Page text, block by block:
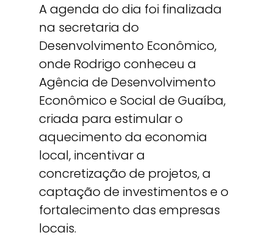
A agenda do dia foi finalizada
na secretaria do
Desenvolvimento Econômico,
onde Rodrigo conheceu a
Agência de Desenvolvimento
Econômico e Social de Guaíba,
criada para estimular o
aquecimento da economia
local, incentivar a
concretização de projetos, a
captação de investimentos e o
fortalecimento das empresas
locais.